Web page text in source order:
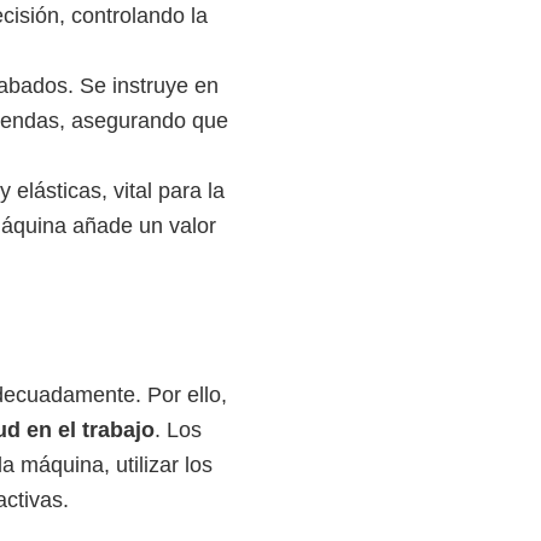
controlando la
Se instruye en
asegurando que
elásticas, vital para la
añade un valor
Por ello,
en el trabajo. Los
máquina, utilizar los